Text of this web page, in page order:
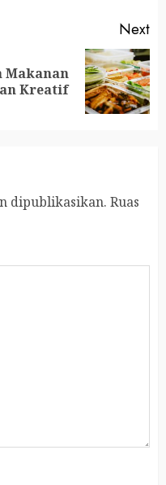
Next
Makanan
Kreatif
dipublikasikan. Ruas